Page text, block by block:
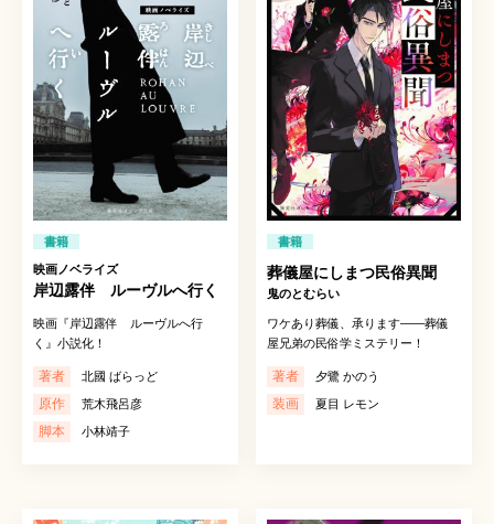
書籍
映画ノベライズ
岸辺露伴 ルーヴルへ行く
映画『岸辺露伴 ルーヴルへ行
く』小説化！
著者 北國 ばらっど
原作 荒木飛呂彦
脚本 小林靖子
書籍
葬儀屋にしまつ民俗異聞
鬼のとむらい
ワケあり葬儀、承ります――葬儀
屋兄弟の民俗学ミステリー！
著者 夕鷺 かのう
装画 夏目 レモン